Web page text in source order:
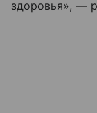
здоровья», —